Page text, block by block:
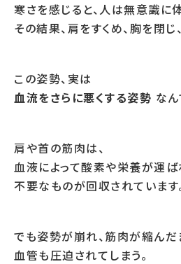
寒さを感じると、人は無意識に
その結果、肩をすくめ、胸を閉じ
この姿勢、実は
血流をさらに悪くする姿勢 なん
肩や首の筋肉は、
血液によって酸素や栄養が運ば
不要なものが回収されています
でも姿勢が崩れ、筋肉が縮んだ
血管も圧迫されてしまう。